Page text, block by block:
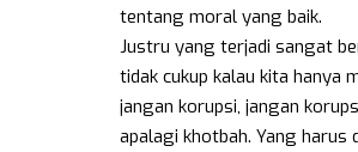
tentang moral yang baik.
Justru yang terjadi sangat
tidak cukup kalau kita hanya
jangan korupsi, jangan
apalagi khotbah. Yang harus